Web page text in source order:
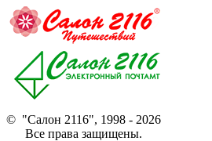
© "Салон 2116", 1998 - 2026
Все права защищены.